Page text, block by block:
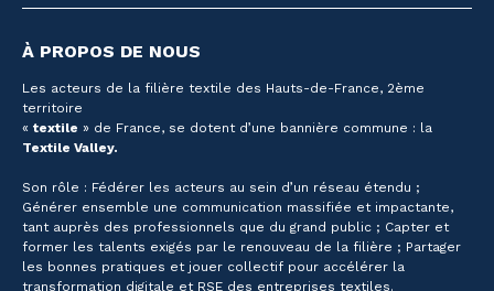
À PROPOS DE NOUS
Les acteurs de la filière textile des Hauts-de-France, 2ème
territoire
« textile » de France, se dotent d’une bannière commune : la
Textile Valley.
Son rôle : Fédérer les acteurs au sein d’un réseau étendu ;
Générer ensemble une communication massifiée et impactante,
tant auprès des professionnels que du grand public ; Capter et
former les talents exigés par le renouveau de la filière ; Partager
les bonnes pratiques et jouer collectif pour accélérer la
transformation digitale et RSE des entreprises textiles.